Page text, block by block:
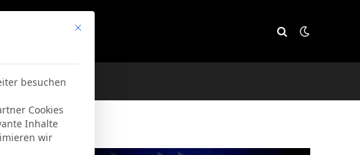
Erfolge
Mit diesem Button wird der Dialog geschlossen. Seine
besuchen
Cookies
Inhalte
wir